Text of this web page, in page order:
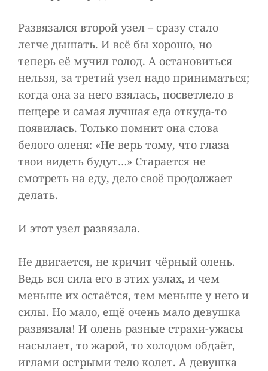
Развязался второй узел – сразу стало
легче дышать. И всё бы хорошо, но
теперь её мучил голод. А остановиться
нельзя, за третий узел надо приниматься;
когда она за него взялась, посветлело в
пещере и самая лучшая еда откуда-то
появилась. Только помнит она слова
белого оленя: «Не верь тому, что глаза
твои видеть будут…» Старается не
смотреть на еду, дело своё продолжает
делать.
И этот узел развязала.
Не двигается, не кричит чёрный олень.
Ведь вся сила его в этих узлах, и чем
меньше их остаётся, тем меньше у него и
силы. Но мало, ещё очень мало девушка
развязала! И олень разные страхи-ужасы
насылает, то жарой, то холодом обдаёт,
иглами острыми тело колет. А девушка